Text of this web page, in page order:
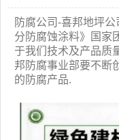
联
系
我
们
电
话
咨
询
防腐公司-喜邦地坪
分防腐蚀涂料》国家
于我们技术及产品质
邦防腐事业部要不断
的防腐产品.